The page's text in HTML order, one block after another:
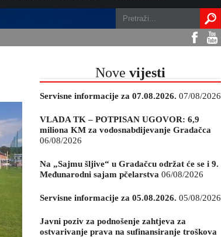
Nove vijesti
Servisne informacije za 07.08.2026. 07/08/2026
VLADA TK – POTPISAN UGOVOR: 6,9
miliona KM za vodosnabdijevanje Gradačca
06/08/2026
Na „Sajmu šljive“ u Gradačcu održat će se i 9.
Međunarodni sajam pčelarstva 06/08/2026
Servisne informacije za 05.08.2026. 05/08/2026
Javni poziv za podnošenje zahtjeva za
ostvarivanje prava na sufinansiranje troškova